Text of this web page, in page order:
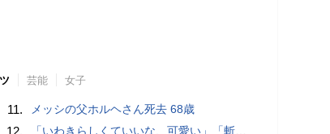
芸能 女子
11. メッシの父ホルヘさん死去 68歳
12. 「いわきらしくていいな、可愛い」「斬新」初出場初勝利の東日本国際大昌平、アルプス彩ったフラダンス部の応援に反響 部員は感無量「夢を見ているよう」